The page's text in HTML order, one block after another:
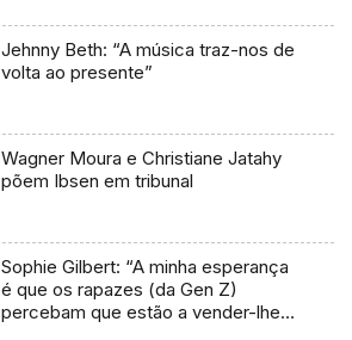
Jehnny Beth: “A música traz-nos de
volta ao presente”
Wagner Moura e Christiane Jatahy
põem Ibsen em tribunal
Sophie Gilbert: “A minha esperança
é que os rapazes (da Gen Z)
percebam que estão a vender-lhes